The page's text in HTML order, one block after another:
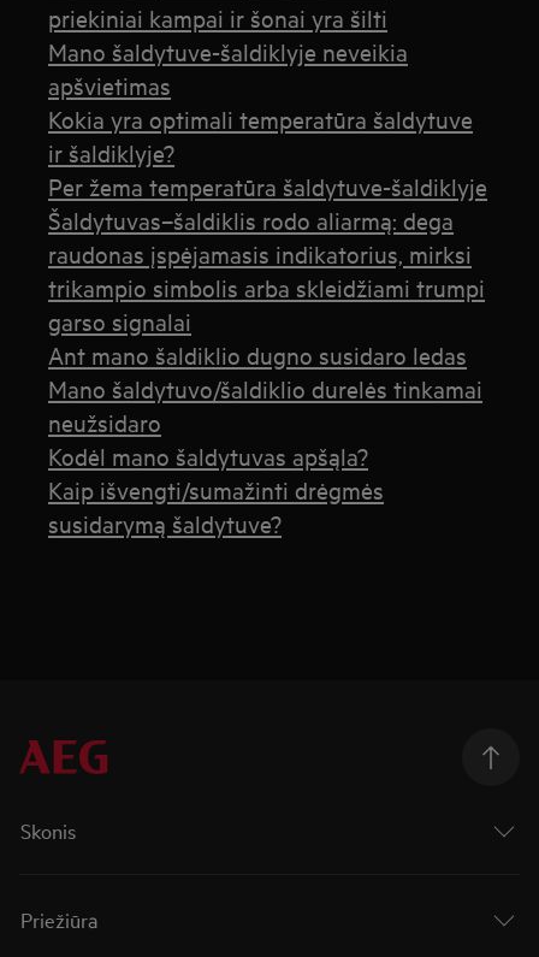
priekiniai kampai ir šonai yra šilti
Mano šaldytuve-šaldiklyje neveikia
apšvietimas
Kokia yra optimali temperatūra šaldytuve
ir šaldiklyje?
Per žema temperatūra šaldytuve-šaldiklyje
Šaldytuvas–šaldiklis rodo aliarmą: dega
raudonas įspėjamasis indikatorius, mirksi
trikampio simbolis arba skleidžiami trumpi
garso signalai
Ant mano šaldiklio dugno susidaro ledas
Mano šaldytuvo/šaldiklio durelės tinkamai
neužsidaro
Kodėl mano šaldytuvas apšąla?
Kaip išvengti/sumažinti drėgmės
susidarymą šaldytuve?
Skonis
Priežiūra